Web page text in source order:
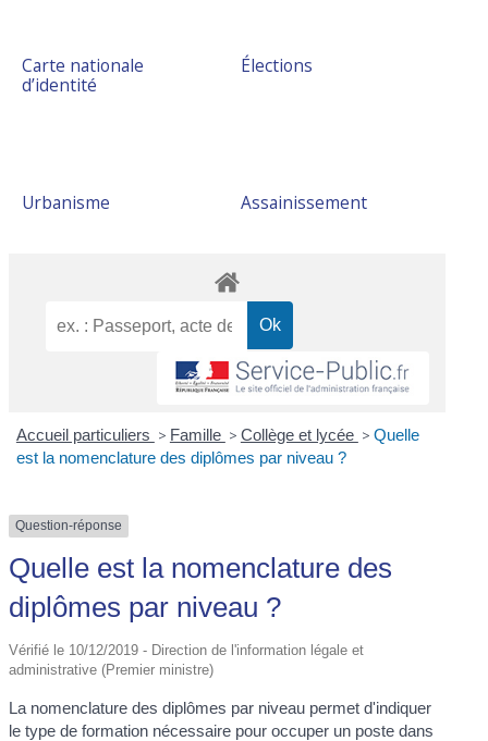
Carte nationale
d’identité
Élections
Urbanisme Assainissement
Accueil particuliers > Famille > Collège et lycée > Quelle
est la nomenclature des diplômes par niveau ?
Question-réponse
Quelle est la nomenclature des
diplômes par niveau ?
Vérifié le 10/12/2019 - Direction de l'information légale et
administrative (Premier ministre)
La nomenclature des diplômes par niveau permet d'indiquer
le type de formation nécessaire pour occuper un poste dans